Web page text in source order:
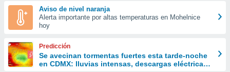
y
forma
digital
basada
Aviso de nivel naranja
Alerta importante por altas temperaturas en Mohelnice
hoy
Predicción
Se avecinan tormentas fuertes esta tarde-noche
en CDMX: lluvias intensas, descargas eléctricas